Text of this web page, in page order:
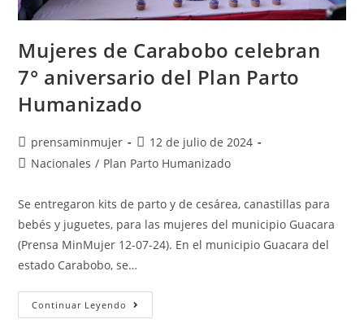
Mujeres de Carabobo celebran
7° aniversario del Plan Parto
Humanizado
prensaminmujer
12 de julio de 2024
Nacionales / Plan Parto Humanizado
Se entregaron kits de parto y de cesárea, canastillas para
bebés y juguetes, para las mujeres del municipio Guacara
(Prensa MinMujer 12-07-24). En el municipio Guacara del
estado Carabobo, se…
Continuar Leyendo